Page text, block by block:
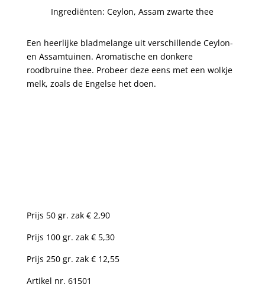
Ingrediënten: Ceylon, Assam zwarte thee
Een heerlijke bladmelange uit verschillende Ceylon-
en Assamtuinen. Aromatische en donkere
roodbruine thee. Probeer deze eens met een wolkje
melk, zoals de Engelse het doen.
Prijs 50 gr. zak € 2,90
Prijs 100 gr. zak € 5,30
Prijs 250 gr. zak € 12,55
Artikel nr. 61501